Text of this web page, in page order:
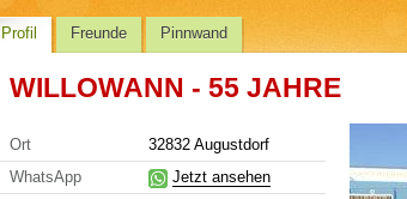
Profil Freunde Pinnwand
WILLOWANN - 55 JAHRE
Ort
32832 Augustdorf
WhatsApp
Jetzt ansehen